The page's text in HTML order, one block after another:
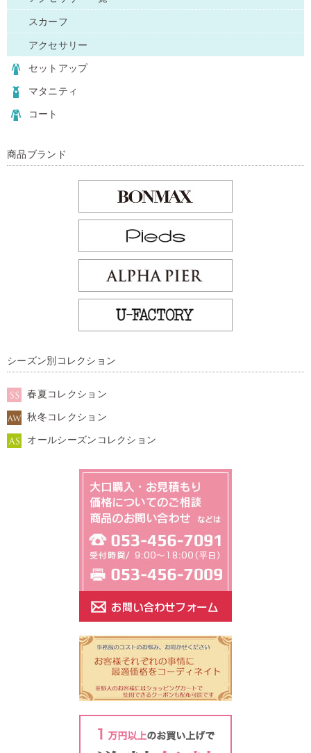
スカーフ
アクセサリー
セットアップ
マタニティ
コート
商品ブランド
シーズン別コレクション
春夏コレクション
秋冬コレクション
オールシーズンコレクション